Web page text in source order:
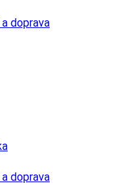
doprava
doprava